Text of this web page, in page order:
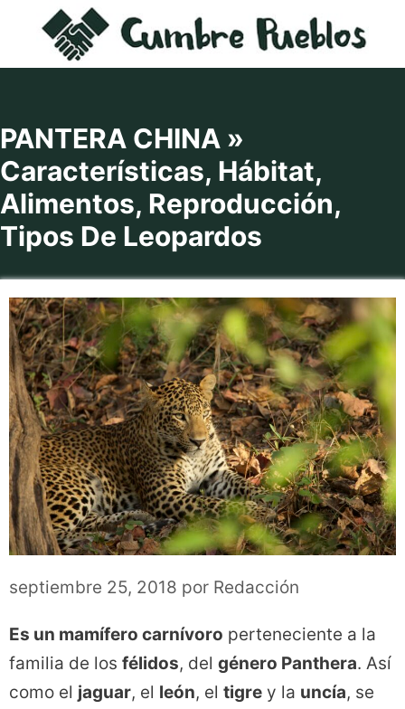
contenido
PANTERA CHINA »
Características, Hábitat,
Alimentos, Reproducción,
Tipos De Leopardos
septiembre 25, 2018 por Redacción
Es un mamífero carnívoro perteneciente a la
familia de los félidos, del género Panthera. Así
como el jaguar, el león, el tigre y la uncía, se